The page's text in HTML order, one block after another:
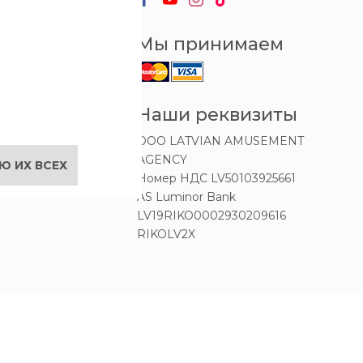
Мы принимаем
Наши реквизиты
OOO LATVIAN AMUSEMENT
AGENCY
Номер НДС LV50103925661
AS Luminor Bank
LV19RIKO0002930209616
RIKOLV2X
ИХ ВСЕХ